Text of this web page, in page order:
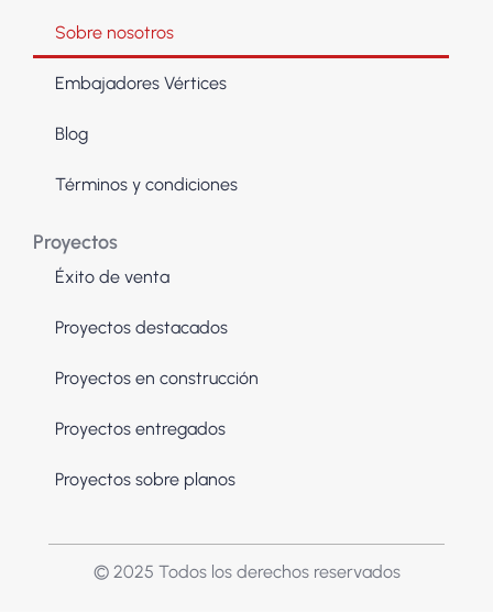
Sobre nosotros
Embajadores Vértices
Blog
Términos y condiciones
Proyectos
Éxito de venta
Proyectos destacados
Proyectos en construcción
Proyectos entregados
Proyectos sobre planos
© 2025 Todos los derechos reservados